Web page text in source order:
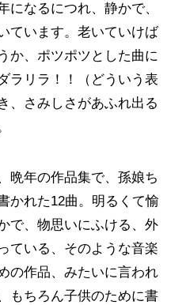
になるにつれ、静かで、
ています。老いていけば
か、ポツポツとした曲に
ラリラ！！（どういう表
、さみしさがあふれ出る
晩年の作品集で、孫娘ち
かれた12曲。明るくて愉
で、物思いにふける、外
ている、そのような音楽
の作品、みたいに言われ
もちろん子供のために書